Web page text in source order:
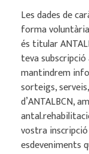
Les dades de
forma
és titular
teva
mantindrem
sorteigs,
d’ANTALBCN,
vostra
esdeveniments